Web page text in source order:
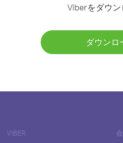
Viberをダウン
ダウンロ
VIBER